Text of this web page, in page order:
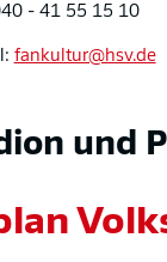
- 41 55 15 10
fankultur@hsv.de
und